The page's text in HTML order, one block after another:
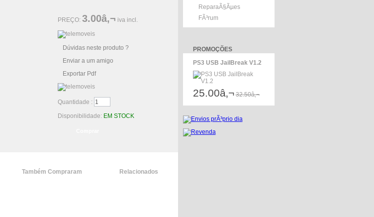
PREÇO: 3.00â‚¬ iva incl.
Dúvidas neste produto ?
Enviar a um amigo
Exportar Pdf
Quantidade :
Disponibilidade: EM STOCK
Também Compraram Relacionados
ReparaÃ§Ãµes
FÃ³rum
PROMOÇÕES
PS3 USB JailBreak V1.2
25.00â‚¬ 32.50â‚¬